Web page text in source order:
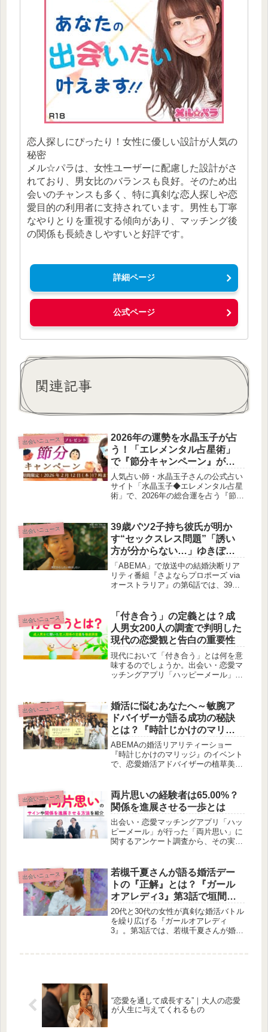
恋人探しにぴったり！女性に優しい設計が人気の
秘密
メル☆パラは、女性ユーザーに配慮した設計がさ
れており、男女比のバランスも良好。そのため出
会いのチャンスも多く、特に真剣な恋人探しや恋
愛目的の利用者に支持されています。男性も丁寧
なやりとりを重視する傾向があり、マッチング後
の関係も長続きしやすいと好評です。
詳細ページ
公式ページ
関連記事
出会いニュース
2026年の運勢を水晶玉子が占
う！「エレメンタル占星術」
で『節分キャンペーン』がス
タート
人気占い師・水晶玉子さんの公式占い
サイト「水晶玉子◆エレメンタル占星
術」で、2026年の総合運を占う『節分
年の運気の波をチェックできるチャン
スです！
出会いニュース
39歳バツ2子持ち彼氏が明か
す“セックスレス問題”「誘い
方が分からない…」ゆきぽよ
の“仲直り術”にスタジオ共感
｜『さよならプロポーズ viaオ
ーストラリア』第6話
「ABEMA」で放送中の結婚決断リア
リティ番組『さよならプロポーズ via
オーストラリア』の第6話では、39歳
が描かれました。ゆきぽよの提案する
シンプルな仲直り術にスタジオ陣も共
感。愛の表現と関係修復のヒントを探
ります。
出会いニュース
「付き合う」の定義とは？成
人男女200人の調査で判明した
現代の恋愛観と告白の重要性
現代において「付き合う」とは何を意
味するのでしょうか。出会い・恋愛マ
ッチングアプリ「ハッピーメール」が
の必要性や恋人関係の必須条件など、
曖昧になりがちな関係性の定義を深掘
りします。
出会いニュース
婚活に悩むあなたへ～敏腕ア
ドバイザーが語る成功の秘訣
とは？『時計じかけのマリッ
ジ』イベントレポート
ABEMAの婚活リアリティーショー
『時計じかけのマリッジ』のイベント
で、恋愛婚活アドバイザーの植草美幸
たいか」を決め、婚活に時間を割くこ
と。実践的なアドバイスが満載のトー
クショーをレポートします。
出会いニュース
両片思いの経験者は65.00%？
関係を進展させる一歩とは
出会い・恋愛マッチングアプリ「ハッ
ピーメール」が行った「両片思い」に
関するアンケート調査から、その実態
経験する「両片思い」のサインや、交
際へと繋がるきっかけについてご紹介
いたします。
出会いニュース
若槻千夏さんが語る婚活デー
トの『正解』とは？『ガール
オアレディ3』第3話で垣間見
える大人の恋の駆け引き
20代と30代の女性が真剣な婚活バトル
を繰り広げる『ガールオアレディ
3』。第3話では、若槻千夏さんが婚活
“恋愛を通して成長する”｜大人の恋愛
が人生に与えてくれるもの